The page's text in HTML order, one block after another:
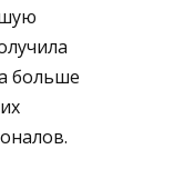
больше